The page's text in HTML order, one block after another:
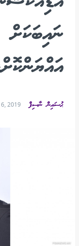
ނައިބަކަށް
ޙުސައިން ނާސިފް 2019